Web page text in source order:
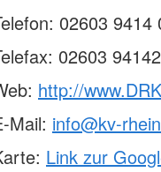
02603 9414
02603
http://
Mail: info@kv-
Link zur